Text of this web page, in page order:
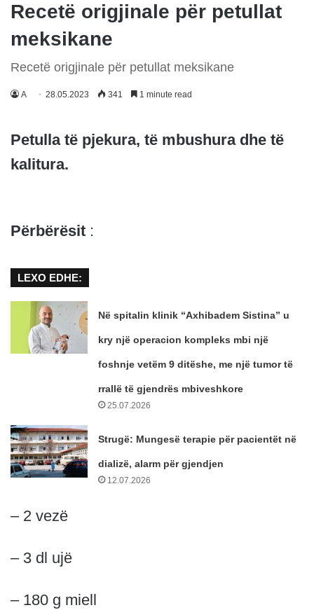
Recetë origjinale për petullat
meksikane
Recetë origjinale për petullat meksikane
A 28.05.2023 341 1 minute read
Petulla të pjekura, të mbushura dhe të
kalitura.
Përbërësit :
LEXO EDHE:
Në spitalin klinik “Axhibadem Sistina” u
kry një operacion kompleks mbi një
foshnje vetëm 9 ditëshe, me një tumor të
rrallë të gjendrës mbiveshkore
25.07.2026
Strugë: Mungesë terapie për pacientët në
dializë, alarm për gjendjen
12.07.2026
– 2 vezë
– 3 dl ujë
– 180 g miell